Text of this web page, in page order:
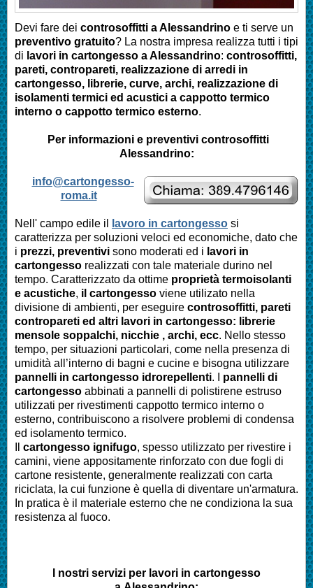
Devi fare dei controsoffitti aAlessandrino e ti serve un
preventivo gratuito? La nostra impresa realizza tutti i tipi
di lavori in cartongesso aAlessandrino: controsoffitti,
pareti, contropareti, realizzazione di arredi in
cartongesso, librerie, curve, archi, realizzazione di
isolamenti termici ed acustici a cappotto termico
interno o cappotto termico esterno.
Per informazioni e preventivi controsoffitti
Alessandrino:
info@cartongesso-
roma.it
Nell' campo edile il lavoro in cartongesso si
caratterizza per soluzioni veloci ed economiche, dato che
i prezzi, preventivi sono moderati ed i lavori in
cartongesso realizzati con tale materiale durino nel
tempo. Caratterizzato da ottime proprietà termoisolanti
e acustiche, il cartongesso viene utilizato nella
divisione di ambienti, per eseguire controsoffitti, pareti
contropareti ed altri lavori in cartongesso: librerie
mensole soppalchi, nicchie , archi, ecc. Nello stesso
tempo, per situazioni particolari, come nella presenza di
umidità all’interno di bagni e cucine e bisogna utilizzare
pannelli in cartongesso idrorepellenti. I pannelli di
cartongesso abbinati a pannelli di polistirene estruso
utilizzati per rivestimenti cappotto termico interno o
esterno, contribuiscono a risolvere problemi di condensa
ed isolamento termico.
cartongesso ignifugo, spesso utilizzato per rivestire i
camini, viene appositamente rinforzato con due fogli di
cartone resistente, generalmente realizzati con carta
riciclata, la cui funzione è quella di diventare un'armatura.
In pratica è il materiale esterno che ne condiziona la sua
resistenza al fuoco.
I nostri servizi per lavori in cartongesso